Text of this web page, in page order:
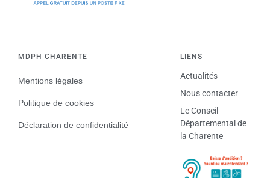
MDPH CHARENTE
Mentions légales
Politique de cookies
Déclaration de confidentialité
LIENS
Actualités
Nous contacter
Le Conseil
Départemental de
la Charente